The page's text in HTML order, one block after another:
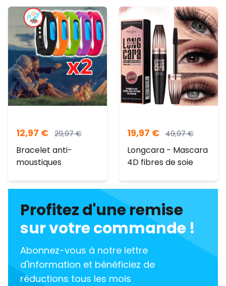
12,97 € 29,97€
Bracelet anti-
moustiques
19,97 € 49,97€
Longcara - Mascara
4D fibres de soie
Profitez d'une remise
sur votre commande !
Abonnez-vous à notre lettre
d'information et bénéficiez de
réductions tous les mois